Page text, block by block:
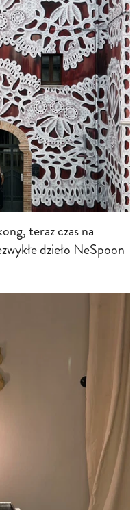
teraz czas na
dzieło NeSpoon